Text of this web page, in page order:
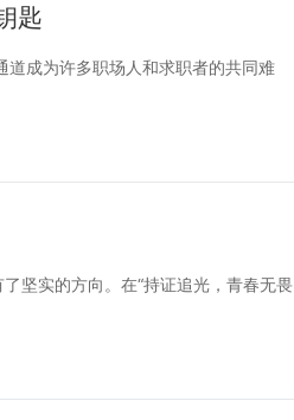
匙
道成为许多职场人和求职者的共同难
坚实的方向。在“持证追光，青春无畏